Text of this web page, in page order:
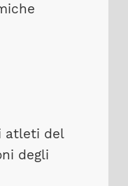
atleti del
degli